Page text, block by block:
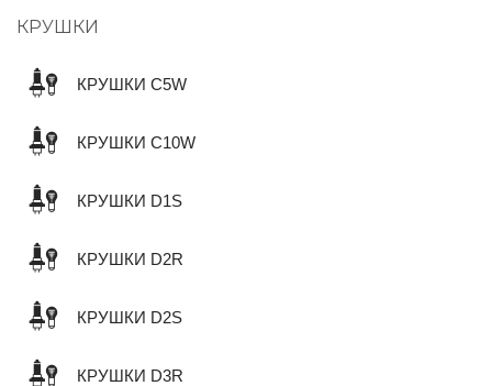
КРУШКИ
КРУШКИ C5W
КРУШКИ C10W
КРУШКИ D1S
КРУШКИ D2R
КРУШКИ D2S
КРУШКИ D3R